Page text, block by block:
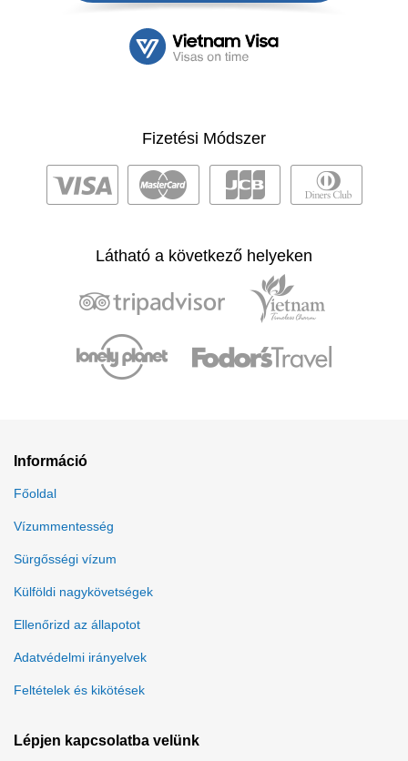
Fizetési Módszer
Látható a következő helyeken
Információ
Főoldal
Vízummentesség
Sürgősségi vízum
Külföldi nagykövetségek
Ellenőrizd az állapotot
Adatvédelmi irányelvek
Feltételek és kikötések
Lépjen kapcsolatba velünk